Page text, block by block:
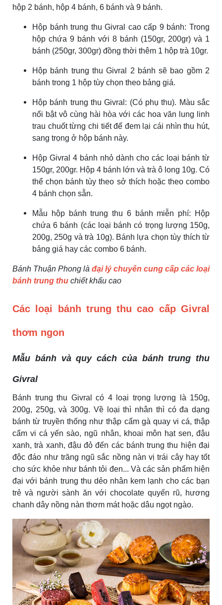
hộp 2 bánh, hộp 4 bánh, 6 bánh và 9 bánh.
Hộp bánh trung thu Givral cao cấp 9 bánh: Trong
hộp chứa 9 bánh với 8 bánh (150gr, 200gr) và 1
bánh (250gr, 300gr) đồng thời thêm 1 hộp trà 10gr.
Hộp bánh trung thu Givral 2 bánh sẽ bao gồm 2
bánh trong 1 hộp tùy chọn theo bảng giá.
Hộp bánh trung thu Givral: (Có phụ thu). Màu sắc
nổi bật vô cùng hài hòa với các hoa văn lung linh
trau chuốt từng chi tiết để đem lại cái nhìn thu hút,
sang trọng ở hộp bánh này.
Hộp Givral 4 bánh nhỏ dành cho các loại bánh từ
150gr, 200gr. Hộp 4 bánh lớn và trà ô long 10g. Có
thể chọn bánh tùy theo sở thích hoặc theo combo
4 bánh chọn sẵn.
Mẫu hộp bánh trung thu 6 bánh miễn phí: Hộp
chứa 6 bánh (các loại bánh có trọng lượng 150g,
200g, 250g và trà 10g). Bánh lựa chọn tùy thích từ
bảng giá hay các combo 6 bánh.
Bánh Thuận Phong là đại lý chuyên cung cấp các loại
bánh trung thu chiết khấu cao
Các loại bánh trung thu cao cấp Givral
thơm ngon
Mẫu bánh và quy cách của bánh trung thu
Givral
Bánh trung thu Givral có 4 loại trọng lượng là 150g,
200g, 250g, và 300g. Về loại thì nhân thì có đa dạng
bánh từ truyền thống như thập cẩm gà quay vi cá, thập
cẩm vi cá yến sào, ngũ nhân, khoai môn hạt sen, đậu
xanh, trà xanh, đậu đỏ đến các bánh trung thu hiện đại
độc đáo như trăng ngũ sắc nồng nàn vị trái cây hay tốt
cho sức khỏe như bánh tỏi đen... Và các sản phẩm hiện
đại với bánh trung thu dẻo nhân kem lạnh cho các bạn
trẻ và người sành ăn với chocolate quyến rũ, hương
chanh dây nồng nàn thơm mát hoặc dâu ngọt ngào.